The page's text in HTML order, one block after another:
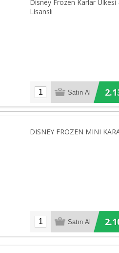
Disney Frozen Karlar Ülkesi
Lisanslı
DISNEY FROZEN MINI